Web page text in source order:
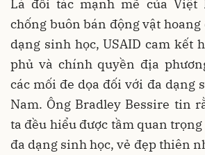
Là đối tác mạnh mẽ của Việt
chống buôn bán động vật hoang
dạng sinh học, USAID cam kết
phủ và chính quyền địa
các mối đe dọa đối với đa dạng
Nam. Ông Bradley Bessire tin
ta đều hiểu được tầm quan
đa dạng sinh học, vẻ đẹp thiên